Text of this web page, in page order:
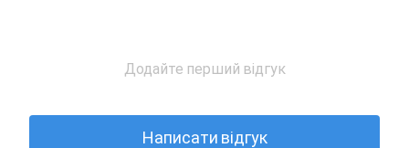
Додайте перший відгук
Написати відгук